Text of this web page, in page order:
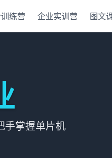
练营 企业实训营 图文
手掌握单片机